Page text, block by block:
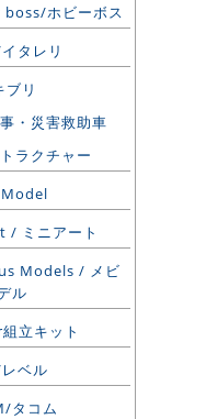
ホビーボス
タレリ
リ
・災害救助車
ラクチャー
/ ミニアート
Models / メビ
ル
立キット
ベル
タコム